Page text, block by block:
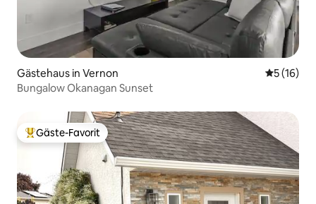
Gästehaus in Vernon
5 (16)
Bungalow Okanagan Sunset
Beliebter Gäste-Favorit.
Gäste-Favorit